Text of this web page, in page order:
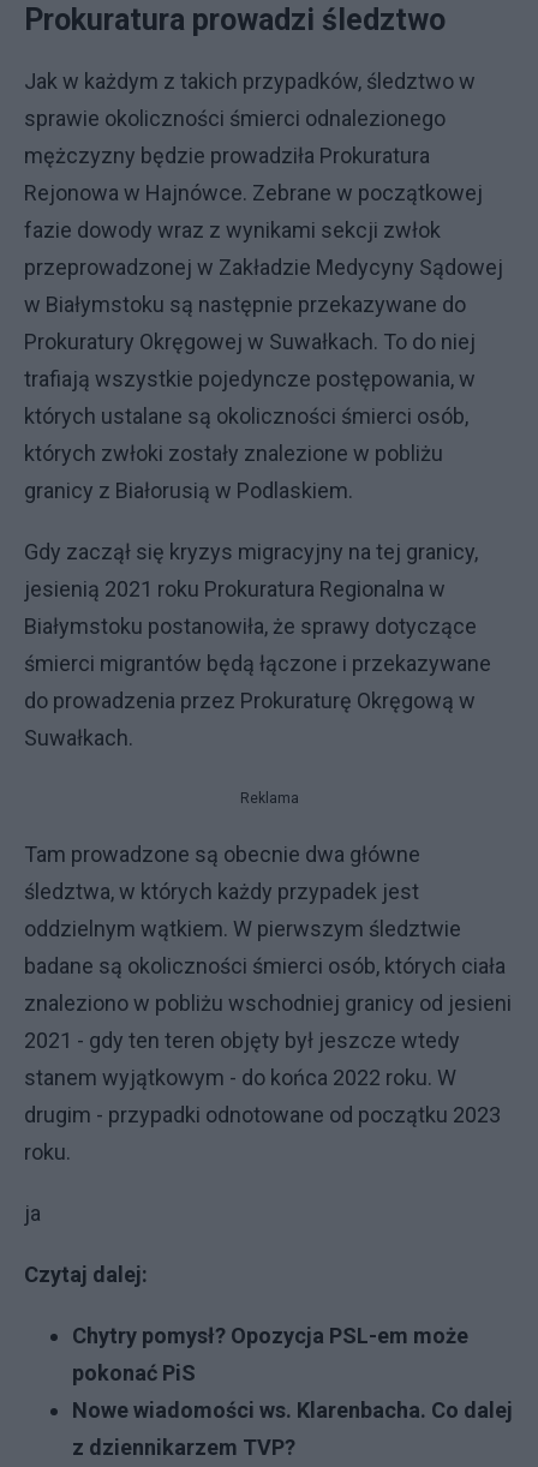
Prokuratura prowadzi śledztwo
Jak w każdym z takich przypadków, śledztwo w
sprawie okoliczności śmierci odnalezionego
mężczyzny będzie prowadziła Prokuratura
Rejonowa w Hajnówce. Zebrane w początkowej
fazie dowody wraz z wynikami sekcji zwłok
przeprowadzonej w Zakładzie Medycyny Sądowej
w Białymstoku są następnie przekazywane do
Prokuratury Okręgowej w Suwałkach. To do niej
trafiają wszystkie pojedyncze postępowania, w
których ustalane są okoliczności śmierci osób,
których zwłoki zostały znalezione w pobliżu
granicy z Białorusią w Podlaskiem.
Gdy zaczął się kryzys migracyjny na tej granicy,
jesienią 2021 roku Prokuratura Regionalna w
Białymstoku postanowiła, że sprawy dotyczące
śmierci migrantów będą łączone i przekazywane
do prowadzenia przez Prokuraturę Okręgową w
Suwałkach.
Reklama
Tam prowadzone są obecnie dwa główne
śledztwa, w których każdy przypadek jest
oddzielnym wątkiem. W pierwszym śledztwie
badane są okoliczności śmierci osób, których ciała
znaleziono w pobliżu wschodniej granicy od jesieni
2021 - gdy ten teren objęty był jeszcze wtedy
stanem wyjątkowym - do końca 2022 roku. W
drugim - przypadki odnotowane od początku 2023
roku.
ja
Czytaj dalej:
Chytry pomysł? Opozycja PSL-em może
pokonać PiS
Nowe wiadomości ws. Klarenbacha. Co dalej
z dziennikarzem TVP?